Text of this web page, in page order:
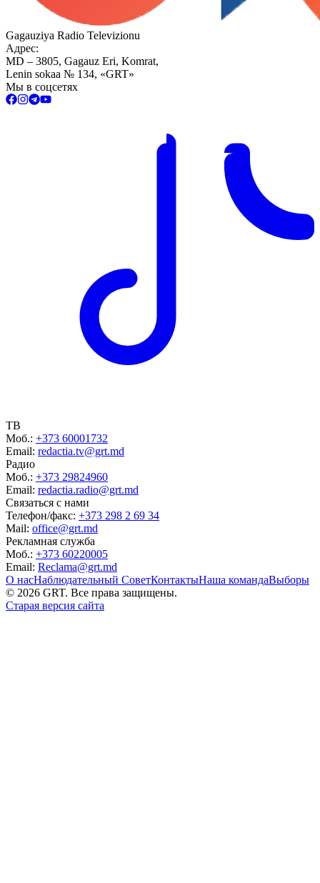
Gagauziya Radio Televizionu
Адрес:
MD – 3805, Gagauz Eri, Komrat,
Lenin sokaa № 134, «GRT»
Мы в соцсетях
ТВ
Моб.: +373 60001732
Email: redactia.tv@grt.md
Радио
Моб.: +373 29824960
Email: redactia.radio@grt.md
Связаться с нами
Телефон/факс: +373 298 2 69 34
Mail: office@grt.md
Рекламная служба
Моб.: +373 60220005
Email: Reclama@grt.md
О насНаблюдательный СоветКонтактыНаша командаВыборы
© 2026 GRT. Все права защищены.
Старая версия сайта